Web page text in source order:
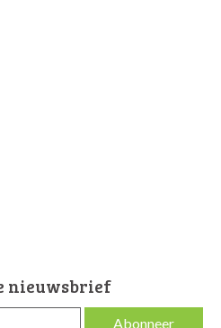
nieuwsbrief
Abonneer